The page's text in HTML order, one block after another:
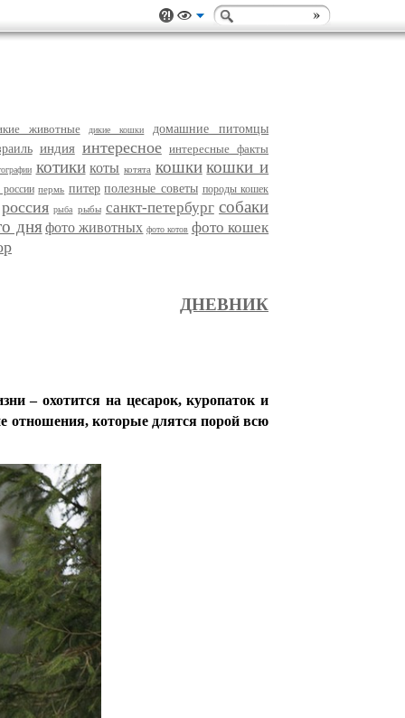
животные дикие кошки
домашние питомцы
индия интересное интересные факты
котики коты котята кошки кошки и
пермь питер полезные советы породы кошек
россия рыба рыбы санкт-петербург собаки
дня фото животных фото котов фото кошек
ДНЕВНИК
– охотится на цесарок, куропаток и
отношения, которые длятся порой всю